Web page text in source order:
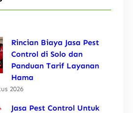
Rincian Biaya Jasa Pest
Control di Solo dan
Panduan Tarif Layanan
Hama
2026
Jasa Pest Control Untuk